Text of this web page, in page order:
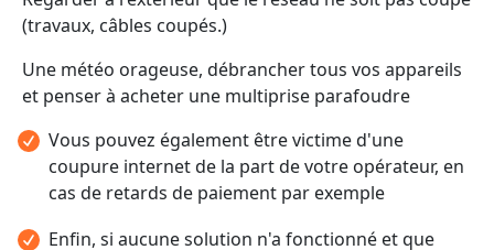
(travaux, câbles coupés.)
Une météo orageuse, débrancher tous vos appareils
et penser à acheter une multiprise parafoudre
Vous pouvez également être victime d'une
coupure internet de la part de votre opérateur, en
cas de retards de paiement par exemple
Enfin, si aucune solution n'a fonctionné et que